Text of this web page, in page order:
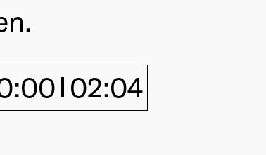
02:04